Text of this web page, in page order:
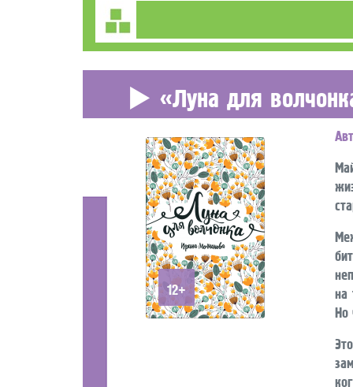
«Луна для
12+
на
Но